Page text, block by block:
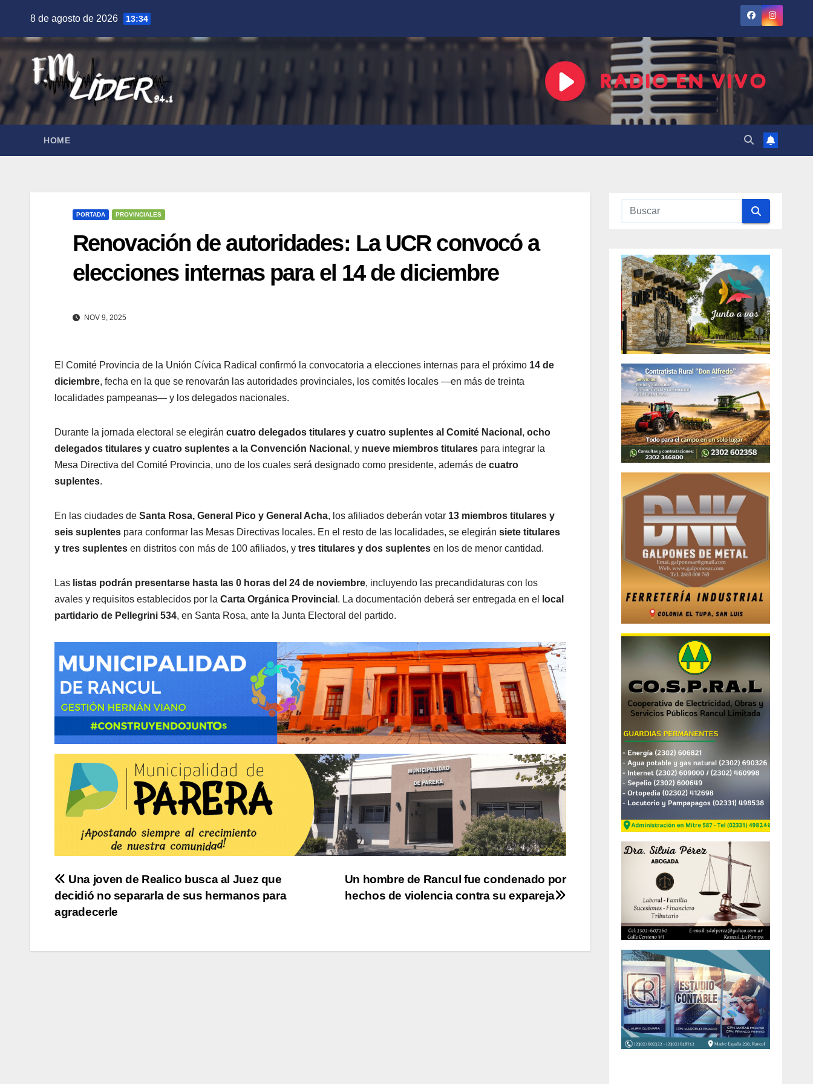
contenido
8 de agosto de 2026 13:34
HOME
PORTADA PROVINCIALES
Renovación de autoridades: La UCR convocó a
elecciones internas para el 14 de diciembre
NOV 9, 2025
El Comité Provincia de la Unión Cívica Radical confirmó la convocatoria a elecciones internas para el próximo 14 de
diciembre, fecha en la que se renovarán las autoridades provinciales, los comités locales —en más de treinta
localidades pampeanas— y los delegados nacionales.
Durante la jornada electoral se elegirán cuatro delegados titulares y cuatro suplentes al Comité Nacional , ocho
delegados titulares y cuatro suplentes a la Convención Nacional , y nueve miembros titulares para integrar la
Mesa Directiva del Comité Provincia, uno de los cuales será designado como presidente, además de cuatro
suplentes.
En las ciudades de Santa Rosa, General Pico y General Acha, los afiliados deberán votar 13 miembros titulares y
seis suplentes para conformar las Mesas Directivas locales. En el resto de las localidades, se elegirán siete titulares
y tres suplentes en distritos con más de 100 afiliados, y tres titulares y dos suplentes en los de menor cantidad.
Las listas podrán presentarse hasta las 0 horas del 24 de noviembre, incluyendo las precandidaturas con los
avales y requisitos establecidos por la Carta Orgánica Provincial . La documentación deberá ser entregada en el
local
partidario de Pellegrini 534, en Santa Rosa, ante la Junta Electoral del partido.
Navegación
de
Un hombre de Rancul fue condenado por
hechos de violencia contra su expareja
Una joven de Realico busca al Juez que
decidió no separarla de sus hermanos para
agradecerle